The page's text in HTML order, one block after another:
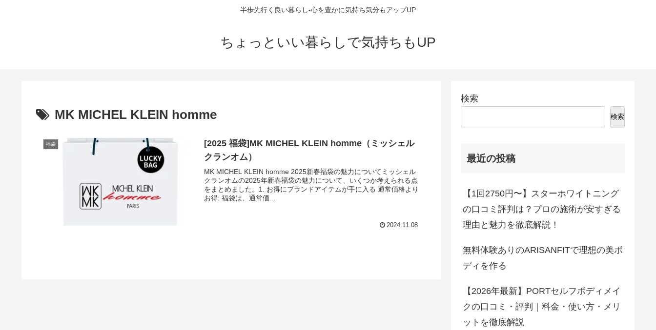
半歩先行く良い暮らし-心を豊かに気持ち気分もアップUP
ちょっといい暮らしで気持ちもUP
MK MICHEL KLEIN homme
福袋
[2025 福袋]MK MICHEL KLEIN homme（ミッシェル
クランオム）
MK MICHEL KLEIN homme 2025新春福袋の魅力についてミッシェル
クランオムの2025年新春福袋の魅力について、いくつか考えられる点
をまとめました。1. お得にブランドアイテムが手に入る 通常価格より
お得: 福袋は、通常価...
2024.11.08
検索
検索
最近の投稿
【1回2750円〜】スターホワイトニング
の口コミ評判は？プロの施術が安すぎる
理由と魅力を徹底解説！
無料体験ありのARISANFITで理想の美ボ
ディを作る
【2026年最新】PORTセルフボディメイ
クの口コミ・評判｜料金・使い方・メリ
ットを徹底解説